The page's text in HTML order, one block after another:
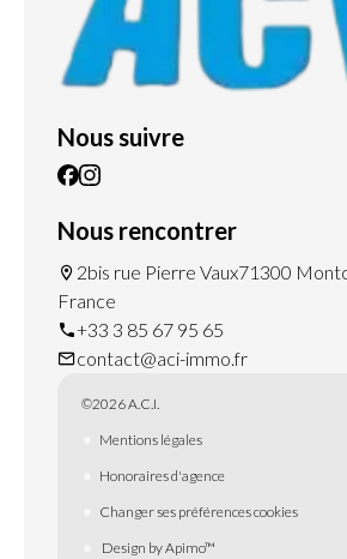
Nous suivre
Nous rencontrer
2bis rue Pierre Vaux71300
France
+33 3 85 67 95 65
contact@aci-immo.fr
©2026 A.C.I.
Mentions légales
Honoraires d'agence
Changer ses préférences cookies
Design byApimo™